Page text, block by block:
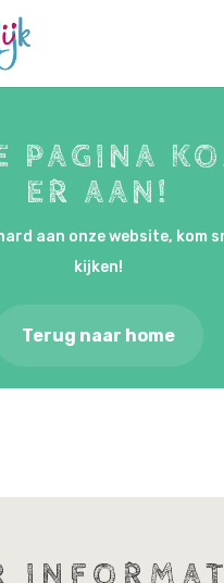
PAGINA
ER AAN!
aan onze website, kom
kijken!
Terug naar home